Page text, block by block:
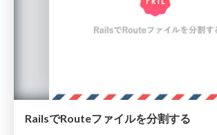
RailsでRouteファイルを分割する